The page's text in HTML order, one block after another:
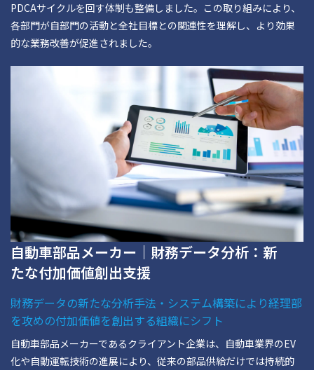
PDCAサイクルを回す体制も整備しました。この取り組みにより、
各部門が自部門の活動と全社目標との関連性を理解し、より効果
的な業務改善が促進されました。
自動車部品メーカー｜財務データ分析：新
たな付加価値創出支援
財務データの新たな分析手法・システム構築により経理部
を攻めの付加価値を創出する組織にシフト
自動車部品メーカーであるクライアント企業は、自動車業界のEV
化や自動運転技術の進展により、従来の部品供給だけでは持続的